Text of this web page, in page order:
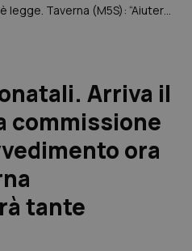
legge. Taverna (M5S): “Aiuterà
Arriva il
commissione
ora
tante